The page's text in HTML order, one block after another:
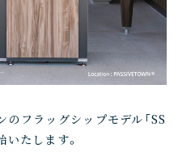
のフラッグシップモデル「SS
いたします。